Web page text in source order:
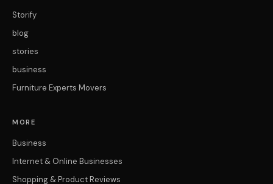
Storify
blog
stories
business
Furniture Experts Movers
MORE
Business
Internet & Online Businesses
Shopping & Product Reviews